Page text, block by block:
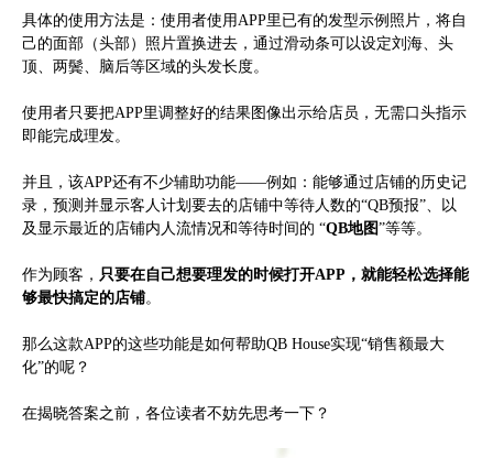
具体的使用方法是：使用者使用APP里已有的发型示例照片，将自
己的面部（头部）照片置换进去，通过滑动条可以设定刘海、头
顶、两鬓、脑后等区域的头发长度。
使用者只要把APP里调整好的结果图像出示给店员，无需口头指示
即能完成理发。
并且，该APP还有不少辅助功能——例如：能够通过店铺的历史记
录，预测并显示客人计划要去的店铺中等待人数的“QB预报”、以
及显示最近的店铺内人流情况和等待时间的 “QB地图”等等。
作为顾客， 只要在自己想要理发的时候打开APP，就能轻松选择能
够最快搞定的店铺。
那么这款APP的这些功能是如何帮助QB House实现“销售额最大
化”的呢？
在揭晓答案之前，各位读者不妨先思考一下？